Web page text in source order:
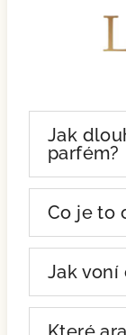
Jak
parfém?
Co je to
Jak voní